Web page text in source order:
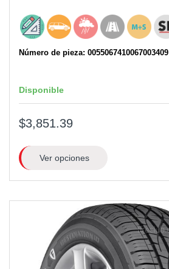
Número de pieza: 0055067410067003409
Disponible
$3,851.39
Ver opciones